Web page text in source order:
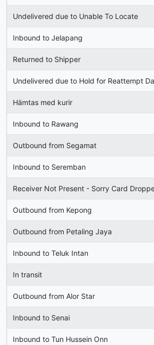
Undelivered due to Unable To Locate
Inbound to Jelapang
Returned to Shipper
Undelivered due to Hold for Reattempt
Hämtas med kurir
Inbound to Rawang
Outbound from Segamat
Inbound to Seremban
Receiver Not Present - Sorry Card
Outbound from Kepong
Outbound from Petaling Jaya
Inbound to Teluk Intan
In transit
Outbound from Alor Star
Inbound to Senai
Inbound to Tun Hussein Onn